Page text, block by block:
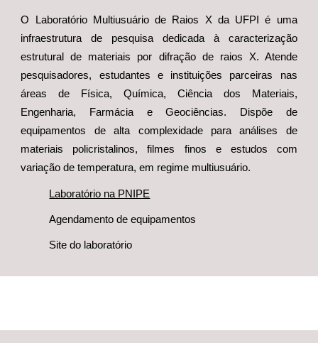
O Laboratório Multiusuário de Raios X da UFPI é uma
infraestrutura de pesquisa dedicada à caracterização
estrutural de materiais por difração de raios X. Atende
pesquisadores, estudantes e instituições parceiras nas
áreas de Física, Química, Ciência dos Materiais,
Engenharia, Farmácia e Geociências. Dispõe de
equipamentos de alta complexidade para análises de
materiais policristalinos, filmes finos e estudos com
variação de temperatura, em regime multiusuário.
Laboratório na PNIPE
Agendamento de equipamentos
Site do laboratório